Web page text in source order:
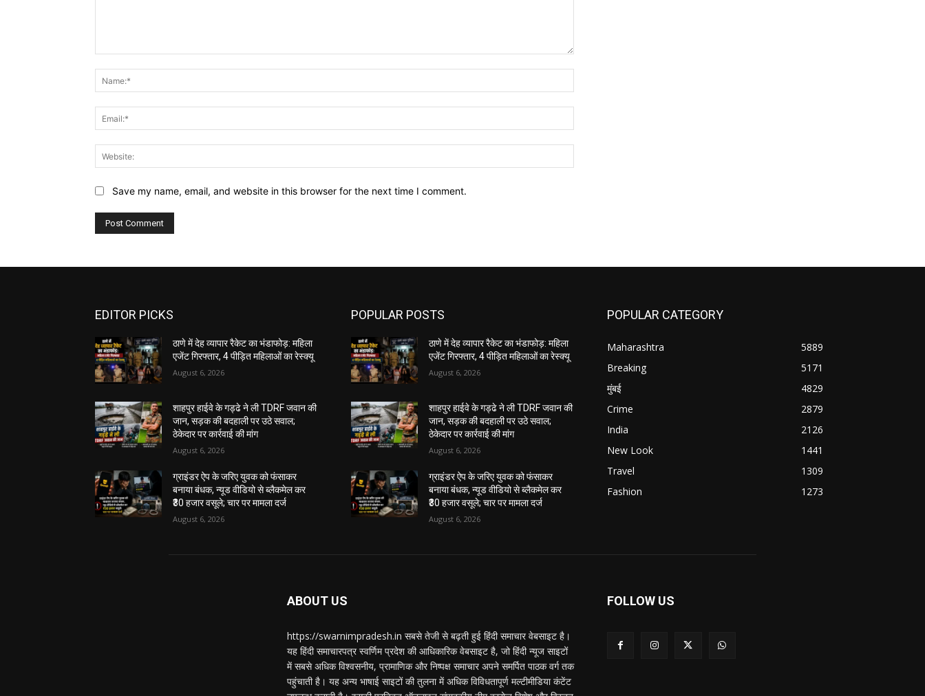
Save my name, email, and website in this browser for the next time I comment.
EDITOR PICKS
ठाणे में देह व्यापार रैकेट का भंडाफोड़: महिला
एजेंट गिरफ्तार, 4 पीड़ित महिलाओं का रेस्क्यू
August 6, 2026
शाहपुर हाईवे के गड्ढे ने ली TDRF जवान की
जान, सड़क की बदहाली पर उठे सवाल;
ठेकेदार पर कार्रवाई की मांग
August 6, 2026
ग्राइंडर ऐप के जरिए युवक को फंसाकर
बनाया बंधक, न्यूड वीडियो से ब्लैकमेल कर
₹30 हजार वसूले; चार पर मामला दर्ज
August 6, 2026
POPULAR POSTS
ठाणे में देह व्यापार रैकेट का भंडाफोड़: महिला
एजेंट गिरफ्तार, 4 पीड़ित महिलाओं का रेस्क्यू
August 6, 2026
शाहपुर हाईवे के गड्ढे ने ली TDRF जवान की
जान, सड़क की बदहाली पर उठे सवाल;
ठेकेदार पर कार्रवाई की मांग
August 6, 2026
ग्राइंडर ऐप के जरिए युवक को फंसाकर
बनाया बंधक, न्यूड वीडियो से ब्लैकमेल कर
₹30 हजार वसूले; चार पर मामला दर्ज
August 6, 2026
POPULAR CATEGORY
Maharashtra
5889
Breaking
5171
मुंबई
4829
Crime
2879
India
2126
New Look
1441
Travel
1309
Fashion
1273
ABOUT US
https://swarnimpradesh.in सबसे तेजी से बढ़ती हुई हिंदी समाचार वेबसाइट है।
यह हिंदी समाचारपत्र स्वर्णिम प्रदेश की आधिकारिक वेबसाइट है, जो हिंदी न्यूज साइटों
में सबसे अधिक विश्वसनीय, प्रामाणिक और निष्पक्ष समाचार अपने समर्पित पाठक वर्ग तक
पहुंचाती है। यह अन्य भाषाई साइटों की तुलना में अधिक विविधतापूर्ण मल्टीमीडिया कंटेंट
FOLLOW US